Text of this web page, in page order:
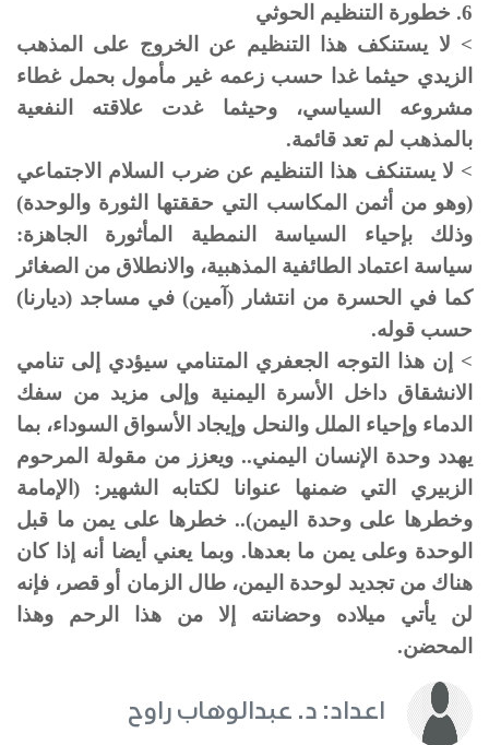
6. خطورة التنظيم الحوثي
> لا يستنكف هذا التنظيم عن الخروج على المذهب
الزيدي حيثما غدا حسب زعمه غير مأمول بحمل غطاء
مشروعه السياسي، وحيثما غدت علاقته النفعية
بالمذهب لم تعد قائمة.
> لا يستنكف هذا التنظيم عن ضرب السلام الاجتماعي
(وهو من أثمن المكاسب التي حققتها الثورة والوحدة)
وذلك بإحياء السياسة النمطية المأثورة الجاهزة:
سياسة اعتماد الطائفية المذهبية، والانطلاق من الصغائر
كما في الحسرة من انتشار (آمين) في مساجد (ديارنا)
حسب قوله.
> إن هذا التوجه الجعفري المتنامي سيؤدي إلى تنامي
الانشقاق داخل الأسرة اليمنية وإلى مزيد من سفك
الدماء وإحياء الملل والنحل وإيجاد الأسواق السوداء، بما
يهدد وحدة الإنسان اليمني.. ويعزز من مقولة المرحوم
الزبيري التي ضمنها عنوانا لكتابه الشهير: (الإمامة
وخطرها على وحدة اليمن).. خطرها على يمن ما قبل
الوحدة وعلى يمن ما بعدها. وبما يعني أيضا أنه إذا كان
هناك من تجديد لوحدة اليمن، طال الزمان أو قصر، فإنه
لن يأتي ميلاده وحضانته إلا من هذا الرحم وهذا
المحضن.
اعداد: د. عبدالوهاب راوح